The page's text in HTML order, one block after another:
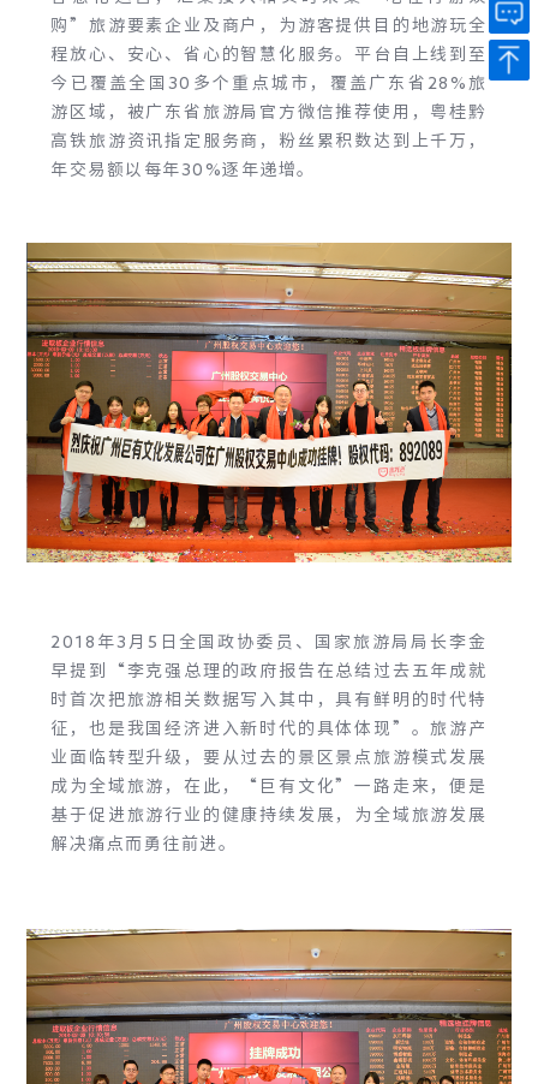
购”旅游要素企业及商户，为游客提供目的地游玩全
程放心、安心、省心的智慧化服务。平台自上线到至
今已覆盖全国30多个重点城市，覆盖广东省28%旅
游区域，被广东省旅游局官方微信推荐使用，粤桂黔
高铁旅游资讯指定服务商，粉丝累积数达到上千万，
年交易额以每年30%逐年递增。
2018年3月5日全国政协委员、国家旅游局局长李金
早提到“李克强总理的政府报告在总结过去五年成就
时首次把旅游相关数据写入其中，具有鲜明的时代特
征，也是我国经济进入新时代的具体体现”。旅游产
业面临转型升级，要从过去的景区景点旅游模式发展
成为全域旅游，在此，“巨有文化”一路走来，便是
基于促进旅游行业的健康持续发展，为全域旅游发展
解决痛点而勇往前进。